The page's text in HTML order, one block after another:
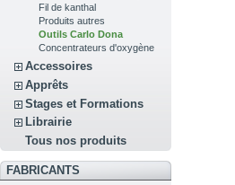
Fil de kanthal
Produits autres
Outils Carlo Dona
Concentrateurs d'oxygène
Accessoires
Apprêts
Stages et Formations
Librairie
Tous nos produits
FABRICANTS